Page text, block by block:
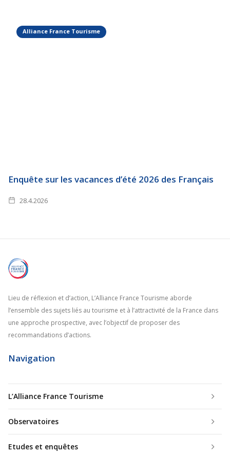
Alliance France Tourisme
Enquête sur les vacances d’été 2026 des Français
28.4.2026
Lieu de réflexion et d’action, L’Alliance France Tourisme aborde
l’ensemble des sujets liés au tourisme et à l’attractivité de la France dans
une approche prospective, avec l’objectif de proposer des
recommandations d’actions.
Navigation
L’Alliance France Tourisme
Observatoires
Etudes et enquêtes